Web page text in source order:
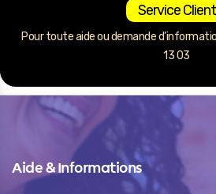
Service Client
Pour toute aide ou demande
13 03
Aide & Informations